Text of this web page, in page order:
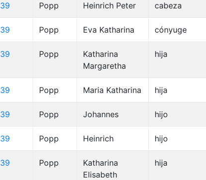
39 Popp Heinrich Peter cabeza
39 Popp Eva Katharina cónyuge
39 Popp
Katharina
Margaretha
hija
39 Popp Maria Katharina hija
39 Popp Johannes hijo
39 Popp Heinrich hijo
39 Popp
Katharina
Elisabeth
hija